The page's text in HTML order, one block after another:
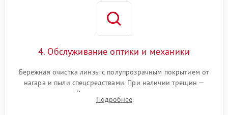
4. Обслуживание оптики и механики
Бережная очистка линзы с полупрозрачным покрытием от
нагара и пыли спецсредствами. При наличии трещин —
замена стекла. Восстановление или замена пружин и
резьбовых элементов в механизме ввода поправок для
Подробнее